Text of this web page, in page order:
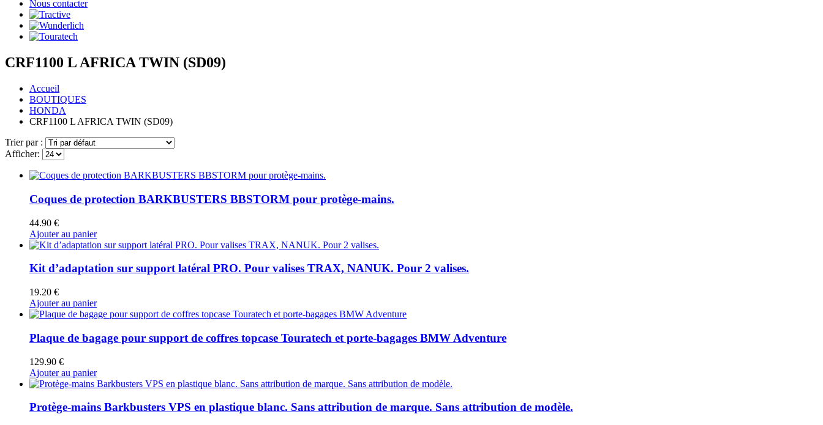
Nous contacter
CRF1100 L AFRICA TWIN (SD09)
Accueil
BOUTIQUES
HONDA
CRF1100 L AFRICA TWIN (SD09)
Trier par :
Afficher:
Coques de protection BARKBUSTERS BBSTORM pour protège-mains.
44.90 €
Ajouter au panier
Kit d’adaptation sur support latéral PRO. Pour valises TRAX, NANUK. Pour 2 valises.
19.20 €
Ajouter au panier
Plaque de bagage pour support de coffres topcase Touratech et porte-bagages BMW Adventure
129.90 €
Ajouter au panier
Protège-mains Barkbusters VPS en plastique blanc. Sans attribution de marque. Sans attribution de modèle.